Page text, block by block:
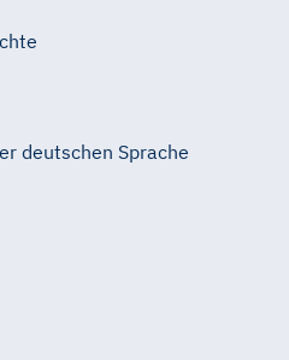
deutschen Sprache